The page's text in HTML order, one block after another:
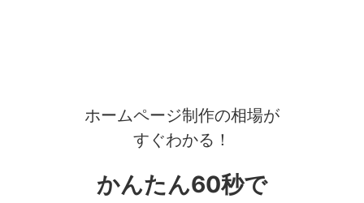
ホームページ制作の相場が
すぐわかる！
かんたん60秒で